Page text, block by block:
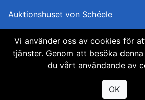
Auktionshuset von Schéele
Objektet
tillgängligt
Vi använder oss av cookies för
tjänster. Genom att besöka
du vårt användande av
OK